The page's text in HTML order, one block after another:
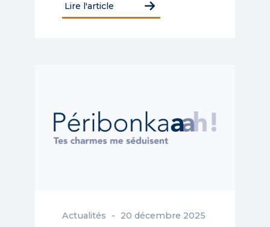
Lire l'article
Actualités 20 décembre 2025